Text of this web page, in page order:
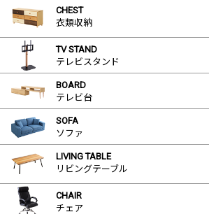
CHEST
衣類収納
TV STAND
テレビスタンド
BOARD
テレビ台
SOFA
ソファ
LIVING TABLE
リビングテーブル
CHAIR
チェア